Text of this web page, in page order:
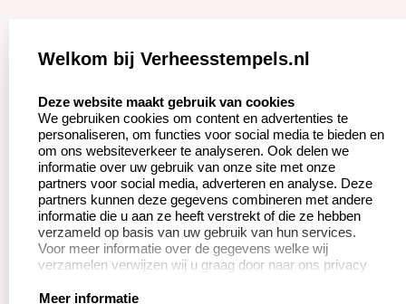
Zakelijk:
Betaling &
Verzending
Wederverkoper
worden
Klantenservice:
Veel gestelde vragen
Herroepingsrecht
Retourneren
Productinformatie:
Instructie voor
Welkom bij Verheesstempels.nl
Deze website maakt gebruik van cookies
We gebruiken cookies om content en advertenties te
personaliseren, om functies voor social media te bieden en
om ons websiteverkeer te analyseren. Ook delen we
informatie over uw gebruik van onze site met onze
partners voor social media, adverteren en analyse. Deze
partners kunnen deze gegevens combineren met andere
informatie die u aan ze heeft verstrekt of die ze hebben
verzameld op basis van uw gebruik van hun services.
Voor meer informatie over de gegevens welke wij
verzamelen verwijzen wij u graag door naar ons privacy
Meer informatie